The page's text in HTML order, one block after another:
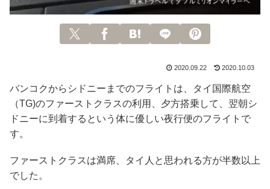
2020.09.22 2020.10.03
バンコクからシドニーまでのフライトは、タイ国際航空
（TG)のファーストクラスの利用、夕方搭乗して、翌朝シ
ドニーに到着するという体に優しい夜行便のフライトで
す。
ファーストクラスは満席、タイ人と思われる方が半数以上
でした。